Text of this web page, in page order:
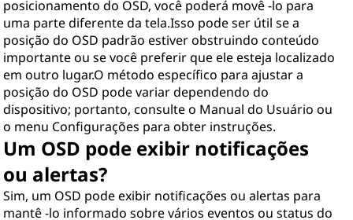
posicionamento do OSD, você poderá movê -lo para
uma parte diferente da tela.Isso pode ser útil se a
posição do OSD padrão estiver obstruindo conteúdo
importante ou se você preferir que ele esteja localizado
em outro lugar.O método específico para ajustar a
posição do OSD pode variar dependendo do
dispositivo; portanto, consulte o Manual do Usuário ou
o menu Configurações para obter instruções.
Um OSD pode exibir notificações
ou alertas?
Sim, um OSD pode exibir notificações ou alertas para
mantê -lo informado sobre vários eventos ou status do